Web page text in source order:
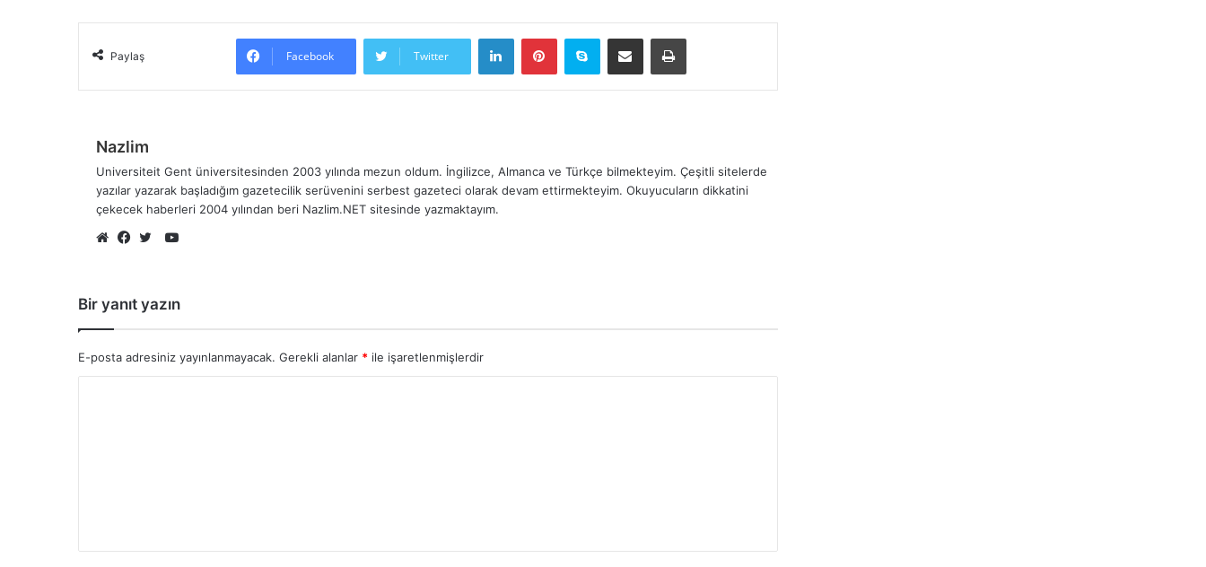
Paylaş Facebook Twitter
LinkedInPinterestSkype E-Posta ile paylaş Yazdır
Nazlim
Universiteit Gent üniversitesinden 2003 yılında mezun oldum. İngilizce, Almanca ve Türkçe bilmekteyim. Çeşitli sitelerde
yazılar yazarak başladığım gazetecilik serüvenini serbest gazeteci olarak devam ettirmekteyim. Okuyucuların dikkatini
çekecek haberleri 2004 yılından beri Nazlim.NET sitesinde yazmaktayım.
YouTube
Bir yanıt yazın
E-posta adresiniz yayınlanmayacak. Gerekli alanlar * ile işaretlenmişlerdir